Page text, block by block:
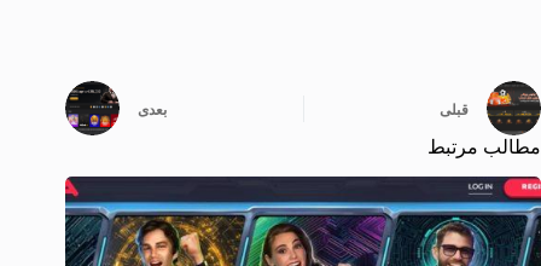
قبلی بعدی
مطالب مرتبط